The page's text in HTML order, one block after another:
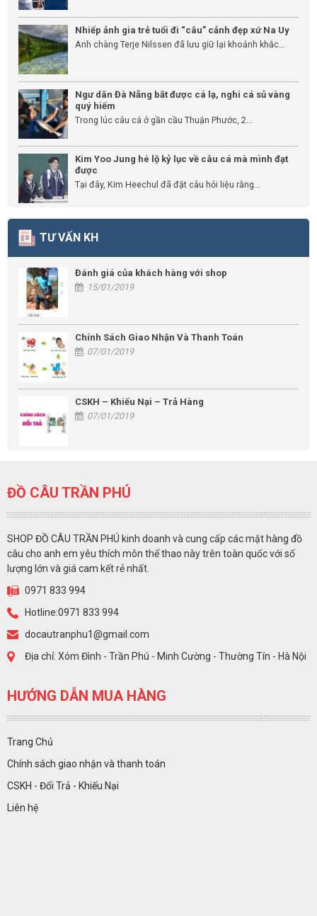
Nhiếp ảnh gia trẻ tuổi đi “câu” cảnh đẹp xứ Na Uy
Anh chàng Terje Nilssen đã lưu giữ lại khoảnh khắc...
Ngư dân Đà Nẵng bắt được cá lạ, nghi cá sủ vàng
quý hiếm
Trong lúc câu cá ở gần cầu Thuận Phước, 2...
Kim Yoo Jung hé lộ kỷ lục về câu cá mà mình đạt
được
Tại đây, Kim Heechul đã đặt câu hỏi liệu rằng...
TƯ VẤN KH
Đánh giá của khách hàng với shop
15/01/2019
Chính Sách Giao Nhận Và Thanh Toán
07/01/2019
CSKH – Khiếu Nại – Trả Hàng
07/01/2019
ĐỒ CÂU TRẦN PHÚ
SHOP ĐỒ CÂU TRẦN PHÚ kinh doanh và cung cấp các mặt hàng đồ
câu cho anh em yêu thích môn thể thao này trên toàn quốc với số
lượng lớn và giá cam kết rẻ nhất.
0971 833 994
Hotline:0971 833 994
docautranphu1@gmail.com
Địa chỉ: Xóm Đình - Trần Phú - Minh Cường - Thường Tín - Hà Nội
HƯỚNG DẪN MUA HÀNG
Trang Chủ
Chính sách giao nhận và thanh toán
CSKH - Đổi Trả - Khiếu Nại
Liên hệ